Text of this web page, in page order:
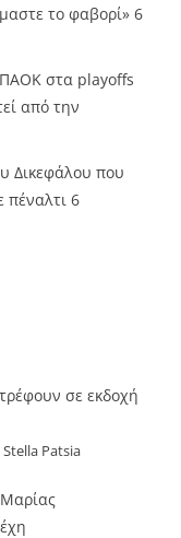
το φαβορί» 6
ΠΑΟΚ στα playoffs
από την
Δικεφάλου που
πέναλτι 6
σε εκδοχή
Stella Patsia